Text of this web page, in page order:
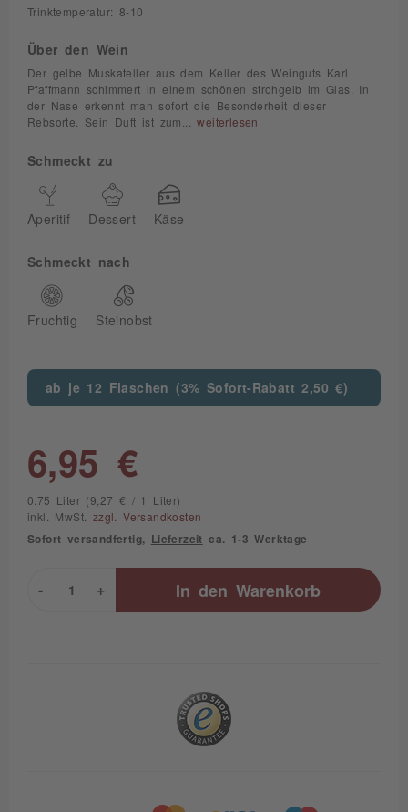
Trinktemperatur: 8-10
Über den Wein
Der gelbe Muskateller aus dem Keller des Weinguts Karl
Pfaffmann schimmert in einem schönen strohgelb im Glas. In
der Nase erkennt man sofort die Besonderheit dieser
Rebsorte. Sein Duft ist zum...weiterlesen
Schmeckt zu
Aperitif Dessert Käse
Schmeckt nach
Fruchtig Steinobst
ab je 12 Flaschen (3% Sofort-Rabatt 2,50 €)
6,95 €
0.75 Liter (9,27 € / 1 Liter)
inkl. MwSt. zzgl. Versandkosten
Sofort versandfertig, Lieferzeit ca. 1-3 Werktage
+
- In den Warenkorb